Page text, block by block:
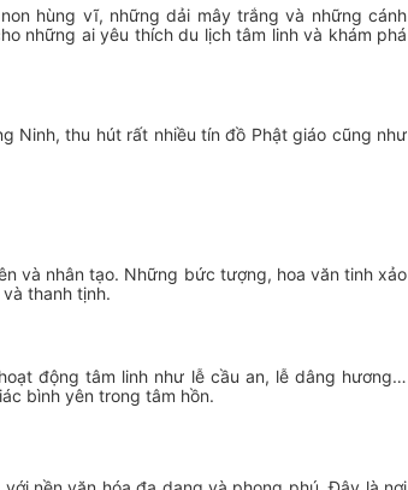
hùng vĩ, những dải mây trắng và những cánh
những ai yêu thích du lịch tâm linh và khám phá
Ninh, thu hút rất nhiều tín đồ Phật giáo cũng như
và nhân tạo. Những bức tượng, hoa văn tinh xảo
thanh tịnh.
động tâm linh như lễ cầu an, lễ dâng hương…
bình yên trong tâm hồn.